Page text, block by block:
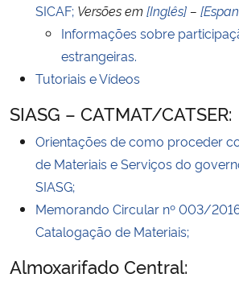
SICAF; Versões em[Inglês] –
Informações sobre
estrangeiras.
Tutoriais e Vídeos
SIASG – CATMAT/CATSER:
Orientações de como proceder
de Materiais e Serviços do
SIASG;
Memorando Circular nº 003/
Catalogação de Materiais;
Almoxarifado Central: